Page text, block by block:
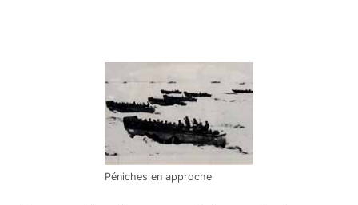
Péniches en approche